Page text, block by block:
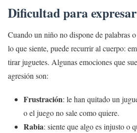
Dificultad para
Cuando un niño no dispone de palabras
lo que siente, puede recurrir al cuerpo:
tirar juguetes. Algunas emociones que
agresión son:
Frustración: le han quitado un
o el juego no sale como quiere.
Rabia: siente que algo es injusto o